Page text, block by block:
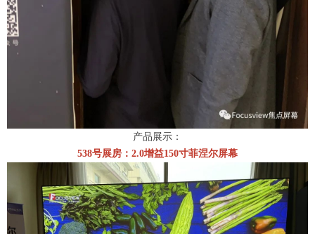
产品展示：
538号展房：2.0增益150寸菲涅尔屏幕